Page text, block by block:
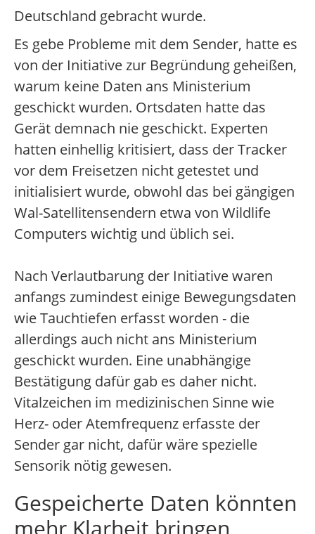
Deutschland gebracht wurde.
Es gebe Probleme mit dem Sender, hatte es
von der Initiative zur Begründung geheißen,
warum keine Daten ans Ministerium
geschickt wurden. Ortsdaten hatte das
Gerät demnach nie geschickt. Experten
hatten einhellig kritisiert, dass der Tracker
vor dem Freisetzen nicht getestet und
initialisiert wurde, obwohl das bei gängigen
Wal-Satellitensendern etwa von Wildlife
Computers wichtig und üblich sei.
Nach Verlautbarung der Initiative waren
anfangs zumindest einige Bewegungsdaten
wie Tauchtiefen erfasst worden - die
allerdings auch nicht ans Ministerium
geschickt wurden. Eine unabhängige
Bestätigung dafür gab es daher nicht.
Vitalzeichen im medizinischen Sinne wie
Herz- oder Atemfrequenz erfasste der
Sender gar nicht, dafür wäre spezielle
Sensorik nötig gewesen.
Gespeicherte Daten könnten
mehr Klarheit bringen